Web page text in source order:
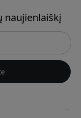
naujienlaiškį